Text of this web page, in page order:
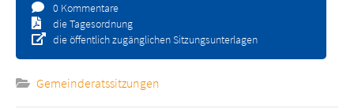
0 Kommentare
die Tagesordnung
die öffentlich zugänglichen Sitzungsunterlagen
Gemeinderatssitzungen